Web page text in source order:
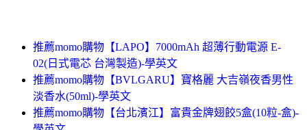
推薦momo購物【LAPO】7000mAh 超薄行動電源 E-
02(日式電芯 台灣製造)-學英文
推薦momo購物【BVLGARU】寶格麗 大吉嶺夜香男性
淡香水(50ml)-學英文
推薦momo購物【台北濱江】富貴金牌翅餃5盒(10粒-盒)-